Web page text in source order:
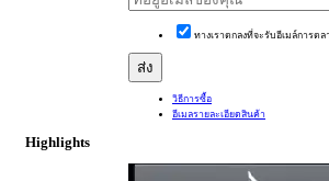
ทางเราตกลงที่จะรับอีเมล์การต
วิธีการซื้อ
อีเมลรายละเอียดสินค้า
Highlights